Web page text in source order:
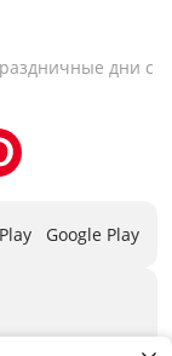
дни с
Google Play